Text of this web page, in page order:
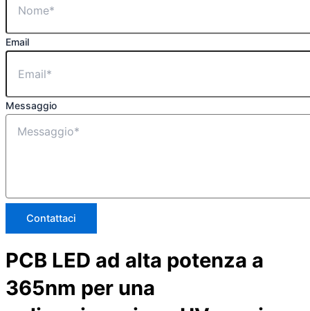
Email
Messaggio
Contattaci
PCB LED ad alta potenza a
365nm per una